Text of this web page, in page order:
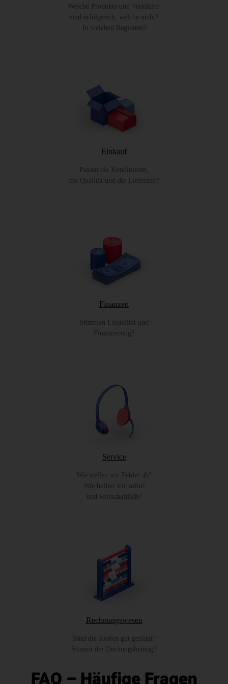
Welche Produkte und Verkäufer
sind erfolgreich, welche nicht?
In welchen Regionen?
Einkauf
Passen die Konditionen,
die Qualität und die Lieferzeit?
Finanzen
Stimmen Liquidität und
Finanzierung?
Service
Wie stellen wir Fehler ab?
Wie helfen wir sofort
und wirtschaftlich?
Rechnungswesen
Sind die Kosten gut geplant?
Stimmt der Deckungsbeitrag?